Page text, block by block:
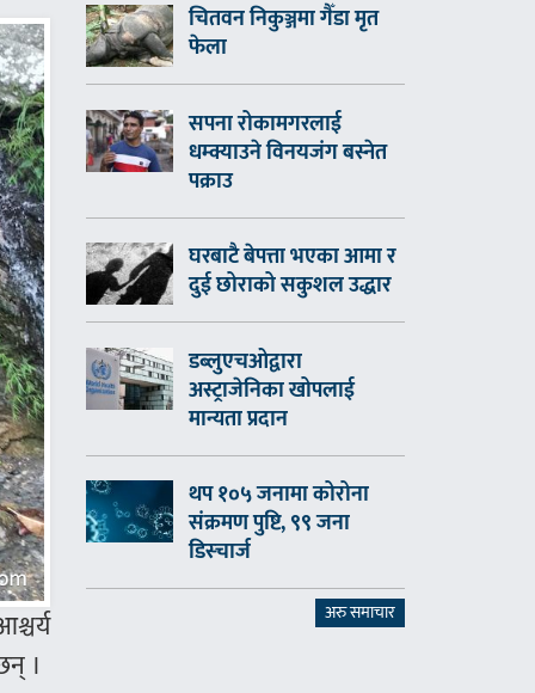
।
चितवन निकुञ्जमा गैँडा मृत
फेला
सपना रोकामगरलाई
धम्क्याउने विनयजंग बस्नेत
पक्राउ
घरबाटै बेपत्ता भएका आमा र
दुई छोराको सकुशल उद्धार
डब्लुएचओद्वारा
अस्ट्राजेनिका खोपलाई
मान्यता प्रदान
थप १०५ जनामा कोरोना
संक्रमण पुष्टि, ९९ जना
डिस्चार्ज
अरु समाचार